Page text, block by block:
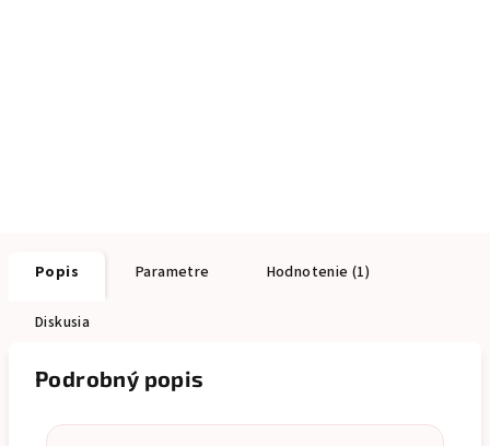
Popis Parametre Hodnotenie (1)
Diskusia
Podrobný popis